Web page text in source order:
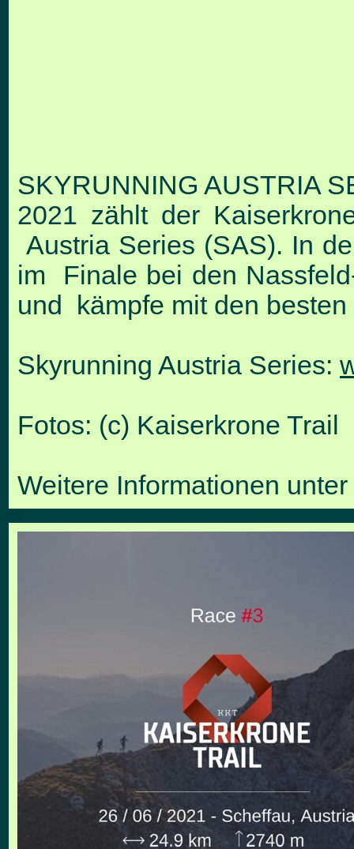
SKYRUNNING AUSTRIA
2021 zählt der
Austria Series (SAS). In
im Finale bei den
und kämpfe mit den
Skyrunning Austria Series:
Fotos: (c) Kaiserkrone Trail
Weitere Informationen unter